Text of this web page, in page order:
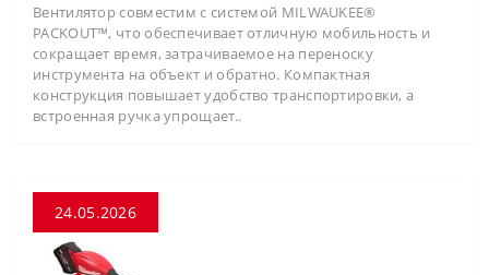
Вентилятор совместим с системой MILWAUKEE®
PACKOUT™, что обеспечивает отличную мобильность и
сокращает время, затрачиваемое на переноску
инструмента на объект и обратно. Компактная
конструкция повышает удобство транспортировки, а
встроенная ручка упрощает..
24.05.2026